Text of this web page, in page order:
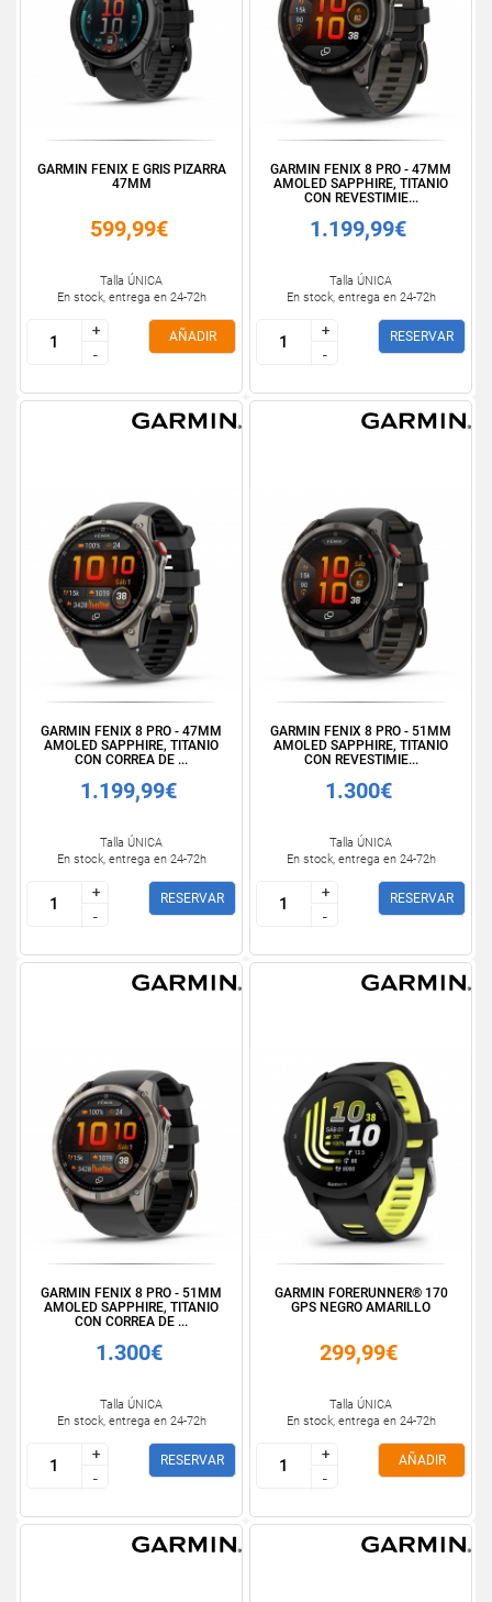
GARMIN FENIX E GRIS PIZARRA
47MM
599,99€
Talla ÚNICA
En stock, entrega en 24-72h
+
-
+
-
AÑADIR
GARMIN FENIX 8 PRO - 47MM
AMOLED SAPPHIRE, TITANIO
CON REVESTIMIE...
1.199,99€
Talla ÚNICA
En stock, entrega en 24-72h
+
-
+
-
RESERVAR
GARMIN FENIX 8 PRO - 47MM
AMOLED SAPPHIRE, TITANIO
CON CORREA DE ...
1.199,99€
Talla ÚNICA
En stock, entrega en 24-72h
+
-
+
-
RESERVAR
GARMIN FENIX 8 PRO - 51MM
AMOLED SAPPHIRE, TITANIO
CON REVESTIMIE...
1.300€
Talla ÚNICA
En stock, entrega en 24-72h
+
-
+
-
RESERVAR
GARMIN FENIX 8 PRO - 51MM
AMOLED SAPPHIRE, TITANIO
CON CORREA DE ...
1.300€
Talla ÚNICA
En stock, entrega en 24-72h
+
-
+
-
RESERVAR
GARMIN FORERUNNER® 170
GPS NEGRO AMARILLO
299,99€
Talla ÚNICA
En stock, entrega en 24-72h
+
-
+
-
AÑADIR